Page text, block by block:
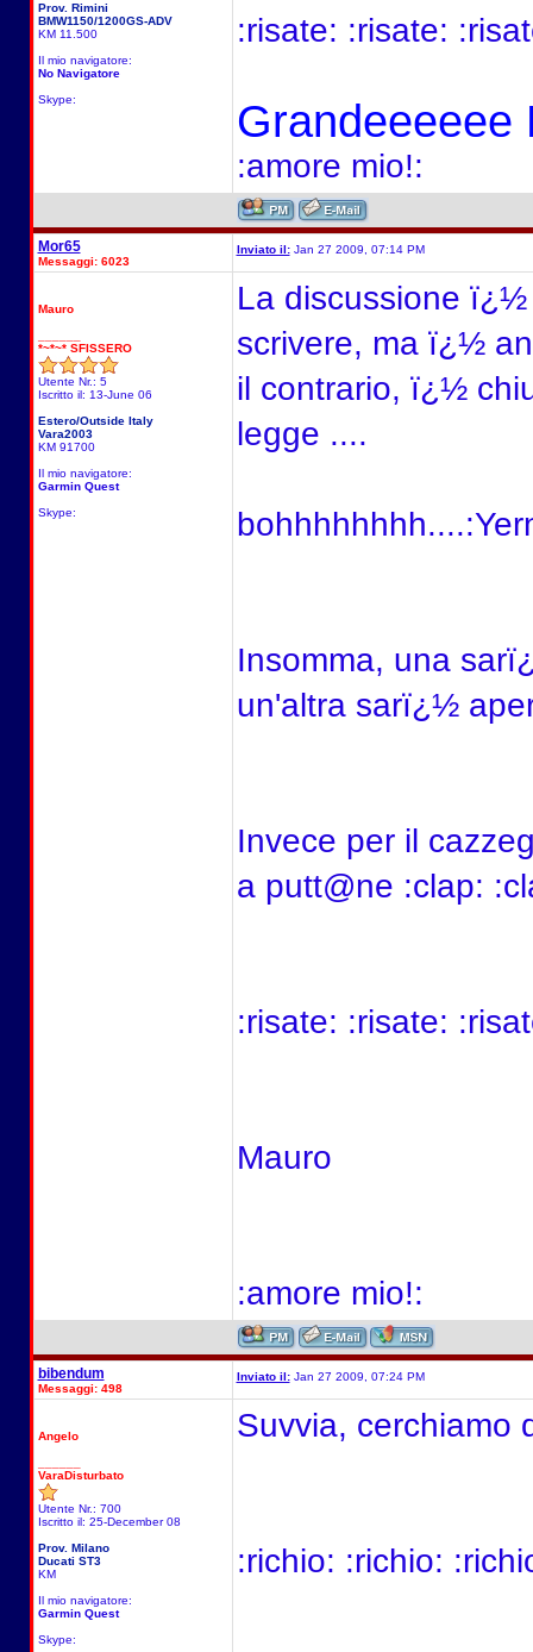
Prov. Rimini
BMW1150/1200GS-ADV
KM 11.500
Il mio navigatore:
No Navigatore
Skype:
:risate: :risate:
Grandeeeeee
:amore mio!:
Mor65
Messaggi: 6023
Inviato il:Jan 27 2009, 07:14 PM
Mauro
*~*~* SFISSERO
Utente Nr.: 5
Iscritto il: 13-June 06
Estero/Outside Italy
Vara2003
KM 91700
Il mio navigatore:
Garmin Quest
Skype:
La discussione
scrivere, ma ï¿½
il contrario, ï¿½
legge ....
Insomma, una
un'altra sarï¿½
Invece per il
a putt@ne :clap:
:risate: :risate:
Mauro
:amore mio!:
bibendum
Messaggi: 498
Inviato il:Jan 27 2009, 07:24 PM
Angelo
VaraDisturbato
Utente Nr.: 700
Iscritto il: 25-December 08
Prov. Milano
Ducati ST3
KM
Il mio navigatore:
Garmin Quest
Skype:
Suvvia, cerchiamo
:richio: :richio: